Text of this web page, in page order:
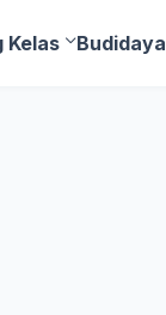
Kelas Budidaya